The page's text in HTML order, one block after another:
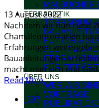
MALBÜCHER
TERRARISTIK
TERRARIUM
FUTTER &
ZUCHT &
FÜR
ÜBER UNS
WER WIR
VORTRÄGE
13 August 2022
Nachdem wir nun rund
Chamäleonterrarien
Erfahrungen
Bauanleitungen zu
macht man sich erst
Read More
597